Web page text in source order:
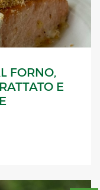
FORNO,
E